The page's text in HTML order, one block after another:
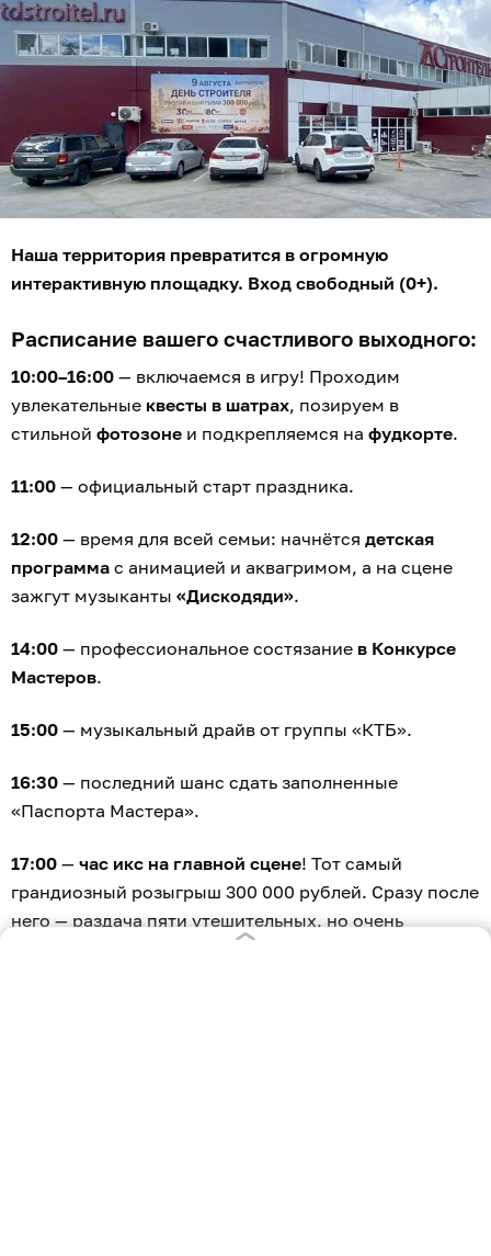
Наша территория превратится в огромную
интерактивную площадку. Вход свободный (0+).
Расписание вашего счастливого выходного:
10:00–16:00 — включаемся в игру! Проходим
увлекательные квесты в шатрах, позируем в
стильной фотозоне и подкрепляемся на фудкорте.
11:00 — официальный старт праздника.
12:00 — время для всей семьи: начнётся детская
программа с анимацией и аквагримом, а на сцене
зажгут музыканты «Дискодяди».
14:00 — профессиональное состязание в Конкурсе
Мастеров.
15:00 — музыкальный драйв от группы «КТБ».
16:30 — последний шанс сдать заполненные
«Паспорта Мастера».
17:00 — час икс на главной сцене! Тот самый
грандиозный розыгрыш 300 000 рублей. Сразу после
него — раздача пяти утешительных, но очень